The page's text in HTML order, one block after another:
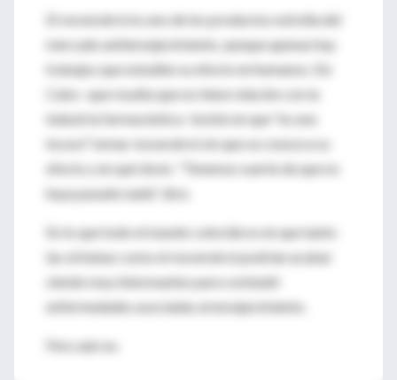
El resveratrol es uno de los productos estrella del
mercado antienvejecimiento, aunque apenas hay
trabajos que estudien su efecto en humanos. De
Cabo -que resalta que no tiene relación con la
industria farmacéutica- insiste en que "es una
locura" tomar resveratrol sin que se conozca su
efecto y en qué dosis. "Tenemos suerte de que no
haya pasado nada". dice.
En lo que todo el mundo coincide es en que tanto
las sirtuinas como el resveratrol podrían acabar
siendo muy interesantes para combatir
enfermedades asociadas al envejecimiento.
Pero aún no.